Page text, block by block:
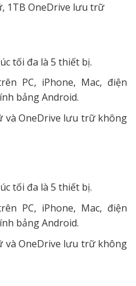
1TB OneDrive lưu trữ
tối đa là 5 thiết bị.
PC, iPhone, Mac, điện
bảng Android.
và OneDrive lưu trữ không
tối đa là 5 thiết bị.
PC, iPhone, Mac, điện
bảng Android.
và OneDrive lưu trữ không